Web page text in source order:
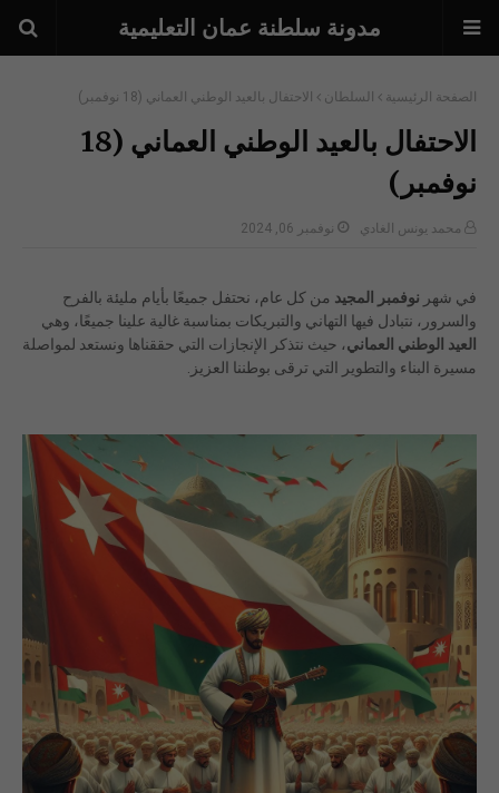
مدونة سلطنة عمان التعليمية
الصفحة الرئيسية السلطان الاحتفال بالعيد الوطني العماني (18 نوفمبر)
الاحتفال بالعيد الوطني العماني (18
نوفمبر)
محمد يونس الغادي نوفمبر 06, 2024
في شهر نوفمبر المجيد من كل عام، نحتفل جميعًا بأيام مليئة بالفرح
والسرور، نتبادل فيها التهاني والتبريكات بمناسبة غالية علينا جميعًا، وهي
العيد الوطني العماني، حيث نتذكر الإنجازات التي حققناها ونستعد لمواصلة
مسيرة البناء والتطوير التي ترقى بوطننا العزيز.